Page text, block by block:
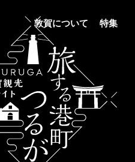
敦賀について 特集